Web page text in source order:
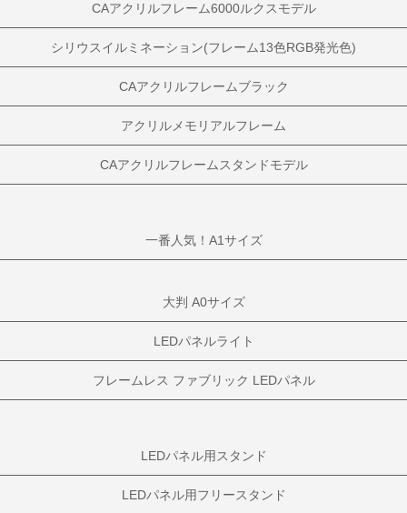
CAアクリルフレーム6000ルクスモデル
シリウスイルミネーション(フレーム13色RGB発光色)
CAアクリルフレームブラック
アクリルメモリアルフレーム
CAアクリルフレームスタンドモデル
一番人気！A1サイズ
大判 A0サイズ
LEDパネルライト
フレームレス ファブリック LEDパネル
LEDパネル用スタンド
LEDパネル用フリースタンド